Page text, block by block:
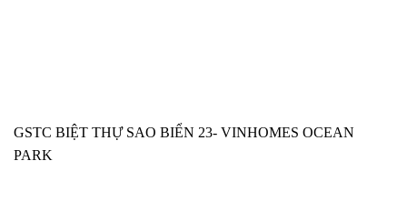
GSTC BIỆT THỰ SAO BIỂN 23- VINHOMES OCEAN
PARK